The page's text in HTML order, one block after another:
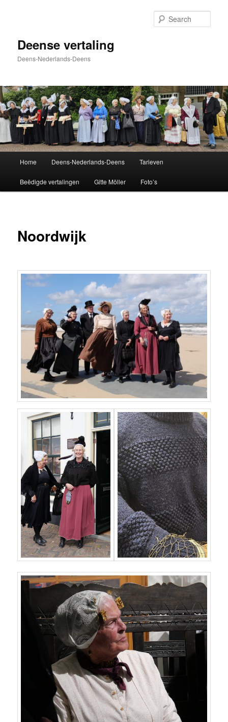
Deense vertaling
Deens-Nederlands-Deens
Home Deens-Nederlands-Deens Tarieven
Beëdigde vertalingen Gitte Möller Foto’s
Noordwijk